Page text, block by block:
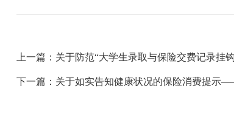
上一篇：关于防范“大学生录取与保险交费记录
下一篇：关于如实告知健康状况的保险消费提示